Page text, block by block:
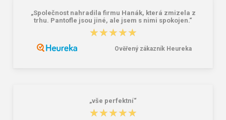
„Společnost nahradila firmu Hanák, která zmizela z
trhu. Pantofle jsou jiné, ale jsem s nimi spokojen.“
★★★★★
★★★★★
Ověřený zákazník Heureka
„vše perfektní“
★★★★★
★★★★★